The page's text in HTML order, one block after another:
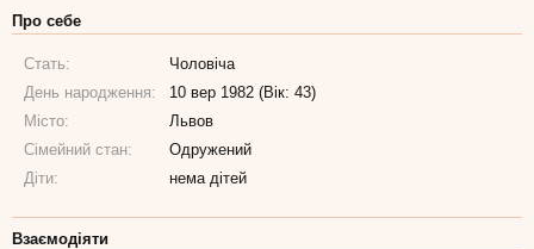
Про себе
Стать:
Чоловіча
День народження:
10 вер 1982 (Вік: 43)
Місто:
Львов
Сімейний стан:
Одружений
Діти:
нема дітей
Взаємодіяти